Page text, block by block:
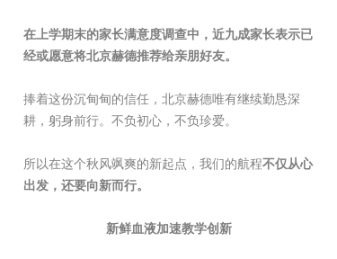
在上学期末的家长满意度调查中，近九成家长表示已
经或愿意将北京赫德推荐给亲朋好友。
捧着这份沉甸甸的信任，北京赫德唯有继续勤恳深
耕，躬身前行。不负初心，不负珍爱。
所以在这个秋风飒爽的新起点，我们的航程不仅从心
出发，还要向新而行。
新鲜血液加速教学创新